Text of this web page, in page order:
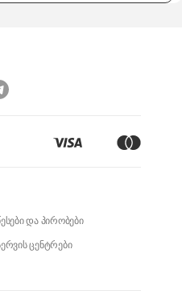
და პირობები
ცენტრები